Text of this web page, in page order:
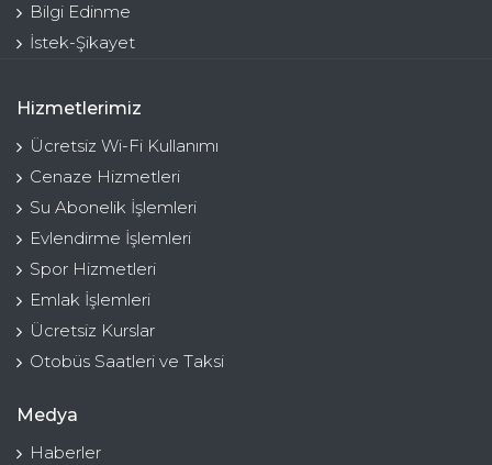
Bilgi Edinme
İstek-Şikayet
Hizmetlerimiz
Ücretsiz Wi-Fi Kullanımı
Cenaze Hizmetleri
Su Abonelik İşlemleri
Evlendirme İşlemleri
Spor Hizmetleri
Emlak İşlemleri
Ücretsiz Kurslar
Otobüs Saatleri ve Taksi
Medya
Haberler